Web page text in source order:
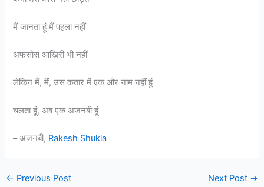
मैं जानता हूं मैं पहला नहीं
अफसोस आखिरी भी नहीं
लेकिन मैं, मैं, उस कतार में एक और नाम नहीं हूं
चलता हूं, अब एक अजनबी हूं
– अजनबी, Rakesh Shukla
← Previous Post Next Post →